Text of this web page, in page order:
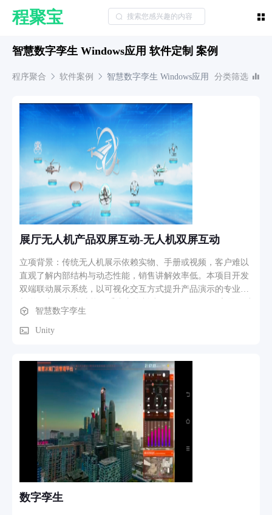
程聚宝
智慧数字孪生 Windows应用 软件定制 案例
程序聚合 软件案例 智慧数字孪生 Windows应用 分类筛选
展厅无人机产品双屏互动-无人机双屏互动
立项背景：传统无人机展示依赖实物、手册或视频，客户难以
直观了解内部结构与动态性能，销售讲解效率低。本项目开发
双端联动展示系统，以可视化交互方式提升产品演示的专业性
（Windows大屏）组成，通过局域网通信。控制端提供型号列
表、切换机型、播放拆解动画与飞行视频等按钮；展示端基于
员通过Pad选择目标无人机型号，展示端同步加载对应3D模
型。点击“拆解动画”可逐层展示内部部件装配关系，点击“播放
视频”展示实飞画面。全程操作响应及时，切换延迟低于300毫
秒，显著提升客户参与度与决策效率。
智慧数字孪生
Unity
数字孪生